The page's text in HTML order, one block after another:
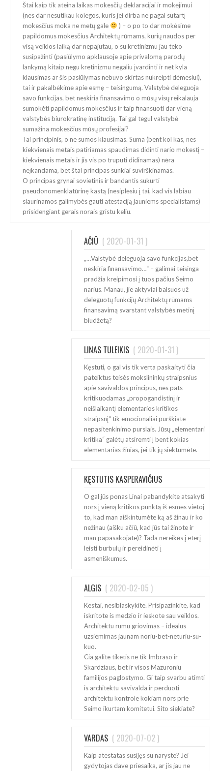
Štai kaip tik ateina laikas mokesčių deklaracijai ir mokėjimui
(nes dar nesutikau kolegos, kuris jei dirba ne pagal sutartį
mokesčius moka ne metų gale
) – o po to dar mokėsime
papildomus mokesčius Architektų rūmams, kurių naudos per
visą veiklos laiką dar nepajutau, o su kretinizmu jau teko
susipažinti (pasiūlymo apklausoje apie privalomą parodų
lankymą kitaip negu kretinizmu negaliu įvardinti ir net kyla
klausimas ar šis pasiūlymas nebuvo skirtas nukreipti dėmesiui),
tai ir pakalbėkime apie esmę – teisingumą. Valstybė deleguoja
savo funkcijas, bet neskiria finansavimo o mūsų visų reikalauja
sumokėti papildomus mokesčius ir taip finansuoti dar vieną
valstybės biurokratinę instituciją. Tai gal tegul valstybė
sumažina mokesčius mūsų profesijai?
Tai principinis, o ne sumos klausimas. Suma (bent kol kas, nes
kiekvienais metais patiriamas spaudimas didinti nario mokestį –
kiekvienais metais ir jis vis po truputi didinamas) nėra
neįkandama, bet štai principas sunkiai suvirškinamas.
O principas grynai sovietinis ir bandantis sukurti
pseudonomenklatūrinę kastą (nesiplėsiu į tai, kad vis labiau
siaurinamos galimybės gauti atestaciją jauniems specialistams)
prisidengiant gerais norais gristu keliu.
AČIŪ ( 2020-01-31 )
„…Valstybė deleguoja savo funkcijas,bet
neskiria finansavimo…“ – galimai teisinga
pradžia kreipimosi į tuos pačius Seimo
narius. Manau, jie aktyviai balsuos už
deleguotų funkcijų Architektų rūmams
finansavimą svarstant valstybės metinį
biudžetą?
LINAS TULEIKIS ( 2020-01-31 )
Kęstuti, o gal vis tik verta paskaityti čia
pateiktus teisės mokslininkų straipsnius
apie savivaldos principus, nes pats
kritikuodamas „propogandistinį ir
neišlaikantį elementarios kritikos
straipsnį“ tik emocionaliai purškiate
nepasitenkinimo purslais. Jūsų „elementari
kritika“ galėtų atsiremti į bent kokias
elementarias žinias, jei tik jų siektumėte.
KĘSTUTIS KASPERAVIČIUS
(2020-01-31)
O gal jūs ponas Linai pabandykite atsakyti
nors į vieną kritikos punktą iš esmės vietoj
to, kad man aiškintumėte ką aš žinau ir ko
nežinau (aišku ačiū, kad jūs tai žinote ir
man papasakojate)? Tada nereikės į eterį
leisti burbulų ir pereidinėti į
asmeniškumus.
ALGIS ( 2020-02-05 )
Kestai, nesiblaskykite. Prisipazinkite, kad
iskritote is medzio ir ieskote sau veiklos.
Architektu rumu griovimas – idealus
uzsiemimas jaunam noriu-bet-neturiu-su-
kuo.
Cia galite tiketis ne tik Imbraso ir
Skardziaus, bet ir visos Mazuroniu
familijos paglostymo. Gi taip svarbu atimti
is architektu savivalda ir perduoti
architektu kontrole kokiam nors prie
Seimo ikurtam komitetui. Sito siekiate?
VARDAS ( 2020-07-02)
Kaip atestatas susijęs su naryste? Jei
gydytojas dave priesaika, ar jis jau ne